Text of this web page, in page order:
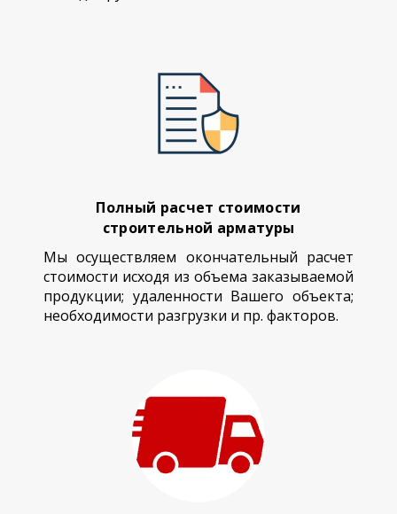
Полный расчет стоимости
строительной арматуры
Мы осуществляем окончательный расчет
стоимости исходя из объема заказываемой
продукции; удаленности Вашего объекта;
необходимости разгрузки и пр. факторов.